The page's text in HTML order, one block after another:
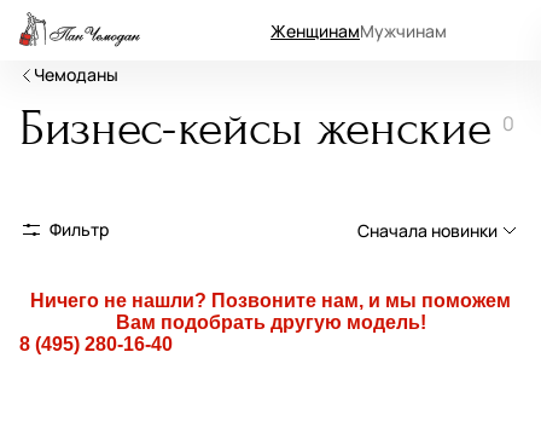
ЖенщинамМужчинам
Чемоданы
Бизнес-кейсы женские 0
Фильтр Сначала новинки
Сначала новинки
Сначала популярные
Ничего не нашли? Позвоните нам, и мы поможем
Вам подобрать другую модель!
8 (495) 280-16-40